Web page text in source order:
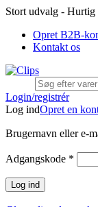
Stort udvalg - Hurtig
Opret B2B-
Kontakt os
Login/registrér
Log indOpret en
Brugernavn eller e-
Adgangskode *
Log ind